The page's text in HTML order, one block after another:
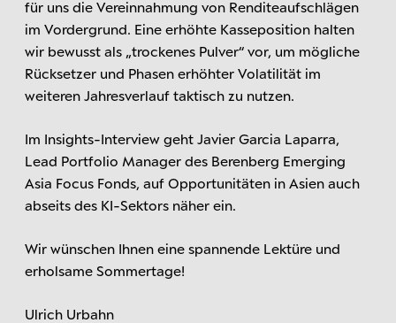
für uns die Vereinnahmung von Renditeaufschlägen
im Vordergrund. Eine erhöhte Kasseposition halten
wir bewusst als „trockenes Pulver“ vor, um mögliche
Rücksetzer und Phasen erhöhter Volatilität im
weiteren Jahresverlauf taktisch zu nutzen.
Im Insights-Interview geht Javier Garcia Laparra,
Lead Portfolio Manager des Berenberg Emerging
Asia Focus Fonds, auf Opportunitäten in Asien auch
abseits des KI-Sektors näher ein.
Wir wünschen Ihnen eine spannende Lektüre und
erholsame Sommertage!
Ulrich Urbahn